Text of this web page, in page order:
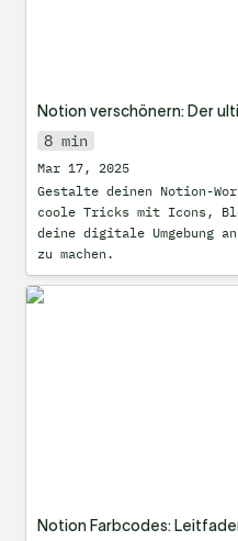
Notion verschönern: Der
8 min
Mar 17, 2025
Gestalte deinen Notion-
coole Tricks mit Icons,
deine digitale Umgebung
zu machen.
Notion Farbcodes:
Notion Farbcodes: